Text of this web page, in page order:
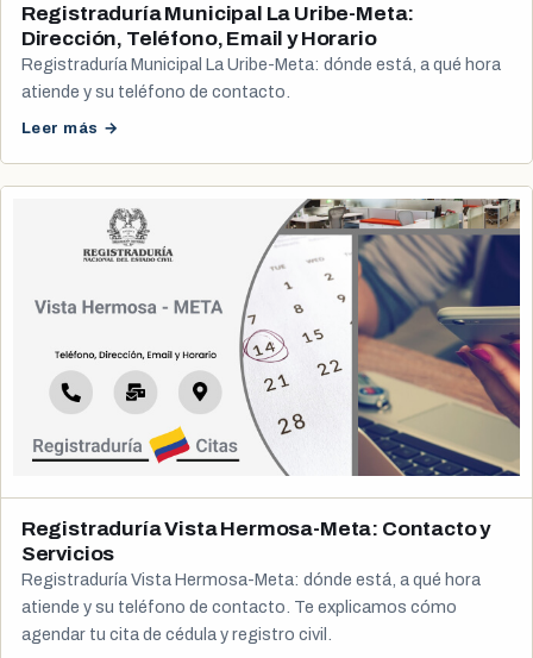
Registraduría Municipal La Uribe-Meta:
Dirección, Teléfono, Email y Horario
Registraduría Municipal La Uribe-Meta: dónde está, a qué hora
atiende y su teléfono de contacto.
Leer más →
Registraduría Vista Hermosa-Meta: Contacto y
Servicios
Registraduría Vista Hermosa-Meta: dónde está, a qué hora
atiende y su teléfono de contacto. Te explicamos cómo
agendar tu cita de cédula y registro civil.